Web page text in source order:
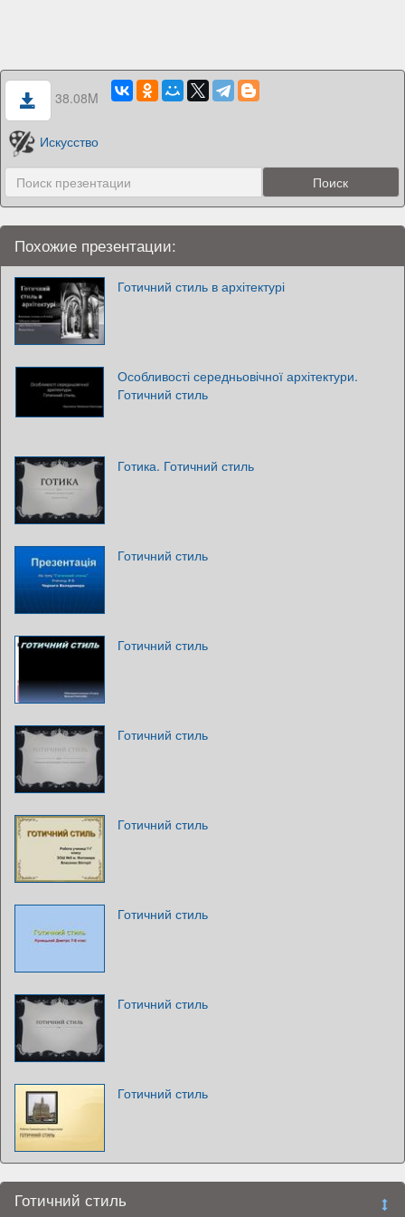
38.08M
Искусство
Похожие презентации:
Готичний стиль в архітектурі
Особливості середньовічної архітектури.
Готичний стиль
Готика. Готичний стиль
Готичний стиль
Готичний стиль
Готичний стиль
Готичний стиль
Готичний стиль
Готичний стиль
Готичний стиль
Готичний стиль